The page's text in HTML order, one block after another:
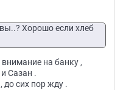
Хорошо если хлеб
на банку ,
Сазан .
до сих пор жду .